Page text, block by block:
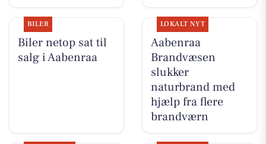
BILER
Biler netop sat til
salg i Aabenraa
LOKALT NYT
Aabenraa
Brandvæsen
slukker
naturbrand med
hjælp fra flere
brandværn